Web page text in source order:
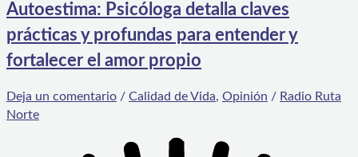
Autoestima: Psicóloga detalla claves
prácticas y profundas para entender y
fortalecer el amor propio
Deja un comentario / Calidad de Vida, Opinión / Radio Ruta
Norte